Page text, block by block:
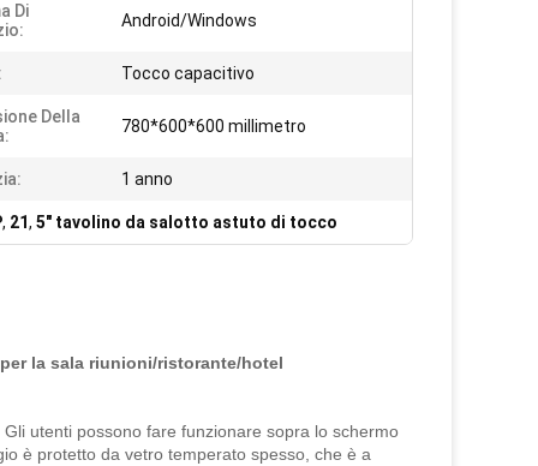
Di
Android/Windows
Tocco capacitivo
Della
780*600*600 millimetro
1 anno
, 21, 5" tavolino da salotto astuto di tocco
la sala riunioni/ristorante/hotel
utenti possono fare funzionare sopra lo schermo
è protetto da vetro temperato spesso, che è a